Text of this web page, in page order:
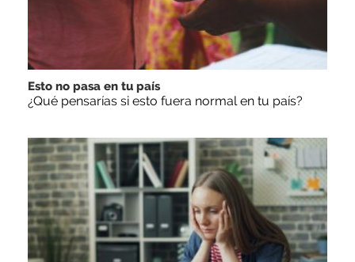
Esto no pasa en tu país
¿Qué pensarías si esto fuera normal en tu país?